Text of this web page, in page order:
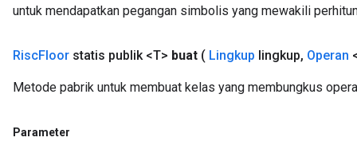
untuk mendapatkan pegangan simbolis yang mewakili
RiscFloor statis publik <T> buat ( Lingkup lingkup, Operan
Metode pabrik untuk membuat kelas yang membungkus
Parameter